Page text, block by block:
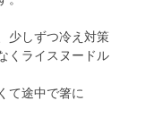
少しずつ冷え対策
くライスヌードル
て途中で箸に